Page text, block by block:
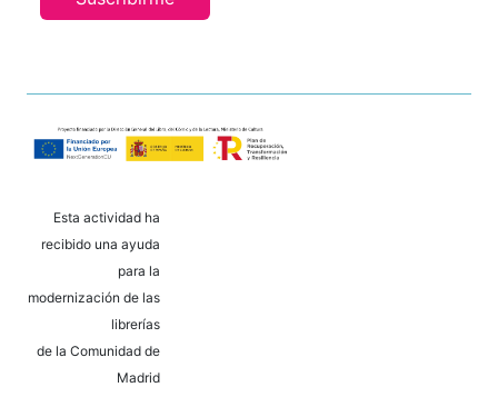
Esta actividad ha
recibido una ayuda
para la
modernización de las
librerías
de la Comunidad de
Madrid